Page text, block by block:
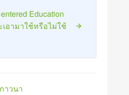
Education
เอามาใช้หรือไม่ใช้
าวนา